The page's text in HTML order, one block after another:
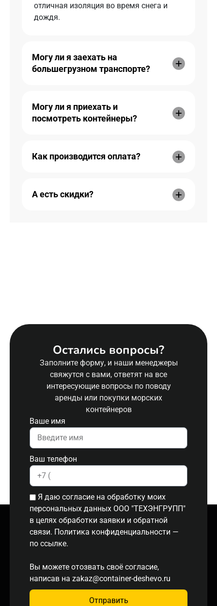
отличная изоляция во время снега и
дождя.
Могу ли я заехать на
большегрузном транспорте?
Могу ли я приехать и
посмотреть контейнеры?
Как производится оплата?
А есть скидки?
Остались вопросы?
Заполните форму, и наши менеджеры
свяжутся с вами, ответят на все
интересующие вопросы по поводу
аренды или покупки морских
контейнеров
Ваше имя
Ваш телефон
Я даю согласие на обработку моих
персональных данных ООО "ТЕХЭНГРУПП"
в целях обработки заявки и обратной
связи. Политика конфиденциальности —
по ссылке.
Вы можете отозвать своё согласие,
написав на zakaz@container-deshevo.ru
Отправить